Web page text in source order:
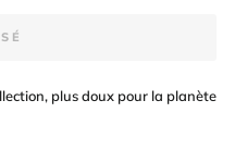
plus doux pour la planète